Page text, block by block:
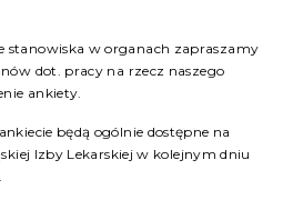
stanowiska w organach zapraszamy
dot. pracy na rzecz naszego
ankiety.
będą ogólnie dostępne na
Izby Lekarskiej w kolejnym dniu